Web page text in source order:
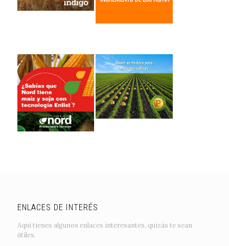
ENLACES DE INTERÉS
Aquí tienes algunos enlaces interesantes, quizás te sean
útiles.